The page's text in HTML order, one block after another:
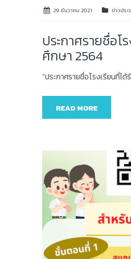
29 ธันวาคม 2021 ข่าวปร
ประกาศรายชื่อโ
ศึกษา 2564
“ประกาศรายชื่อโรงเรียนที่ไ
READ MORE